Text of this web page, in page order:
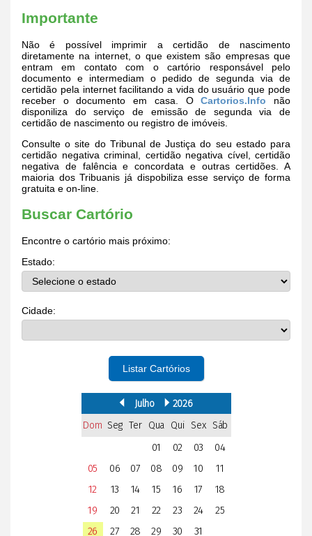
Importante
Não é possível imprimir a certidão de nascimento
diretamente na internet, o que existem são empresas que
entram em contato com o cartório responsável pelo
documento e intermediam o pedido de segunda via de
certidão pela internet facilitando a vida do usuário que pode
receber o documento em casa. OCartorios.Info não
disponiliza do serviço de emissão de segunda via de
certidão de nascimento ou registro de imóveis.
Consulte o site do Tribunal de Justiça do seu estado para
certidão negativa criminal, certidão negativa cível, certidão
negativa de falência e concordata e outras certidões. A
maioria dos Tribuanis já dispobiliza esse serviço de forma
gratuita e on-line.
Buscar Cartório
Encontre o cartório mais próximo:
Estado:
Cidade:
Listar Cartórios